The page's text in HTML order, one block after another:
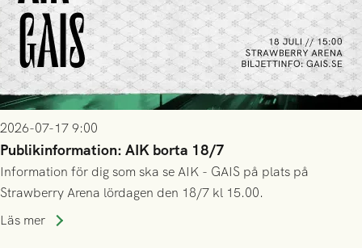
2026-07-17 9:00
Publikinformation: AIK borta 18/7
Information för dig som ska se AIK - GAIS på plats på
Strawberry Arena lördagen den 18/7 kl 15.00.
Läs mer